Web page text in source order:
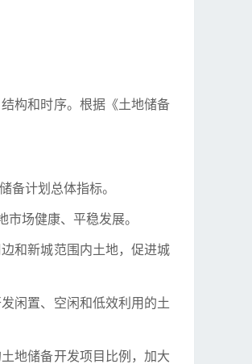
构和时序。根据《土地储备
备计划总体指标。
市场健康、平稳发展。
和新城范围内土地，促进城
闲置、空闲和低效利用的土
地储备开发项目比例，加大